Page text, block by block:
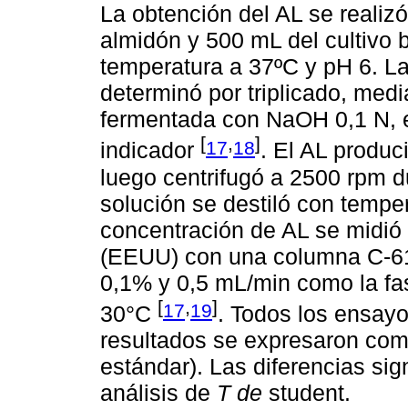
La obtención del AL se
almidón y 500 mL del cultivo
temperatura a 37ºC y pH 6.
determinó por triplicado,
fermentada con NaOH 0,1
indicador [17,18]. El AL
luego centrifugó a 2500 rpm
solución se destiló con
concentración de AL se
(EEUU) con una columna C-
0,1% y 0,5 mL/min como la
30°C [17,19]. Todos los
resultados se expresaron
estándar). Las diferencias
análisis de T de student.